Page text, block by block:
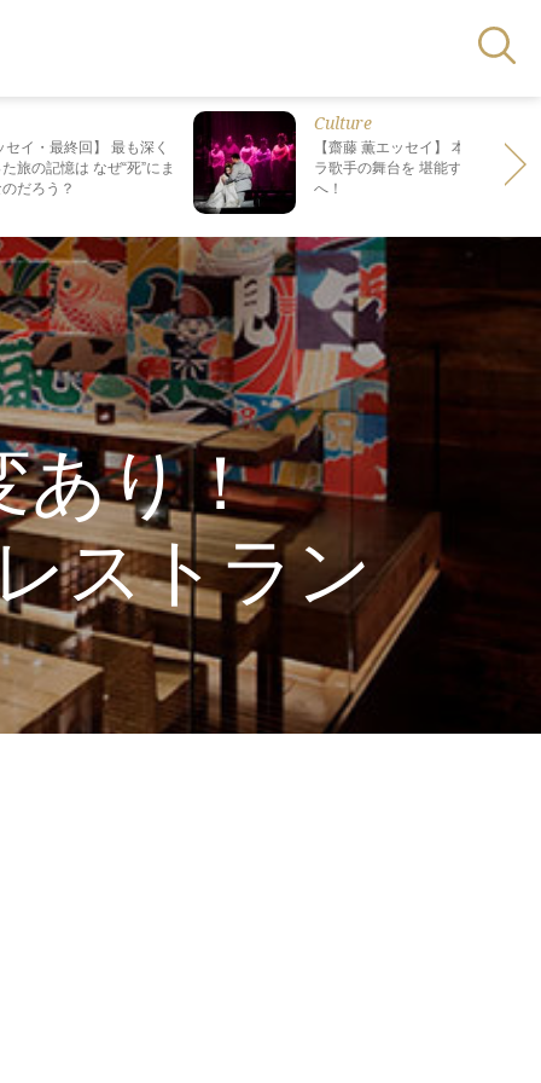
セイ・最終回】 最も深く
旅の記憶は なぜ“死”にま
だろう？
Culture
【齋藤 薫エッセイ】 本場で日本
ラ歌手の舞台を 堪能する、格別の
へ！
あり！
ストラン